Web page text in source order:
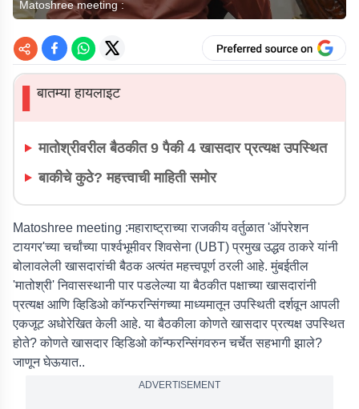
Matoshree meeting :
▌बातम्या हायलाइट
मातोश्रीवरील बैठकीत 9 पैकी 4 खासदार प्रत्यक्ष उपस्थित
बाकीचे कुठे? महत्त्वाची माहिती समोर
Matoshree meeting :महाराष्ट्राच्या राजकीय वर्तुळात 'ऑपरेशन
टायगर'च्या चर्चांच्या पार्श्वभूमीवर शिवसेना (UBT) प्रमुख उद्धव ठाकरे यांनी
बोलावलेली खासदारांची बैठक अत्यंत महत्त्वपूर्ण ठरली आहे. मुंबईतील
'मातोश्री' निवासस्थानी पार पडलेल्या या बैठकीत पक्षाच्या खासदारांनी
प्रत्यक्ष आणि व्हिडिओ कॉन्फरन्सिंगच्या माध्यमातून उपस्थिती दर्शवून आपली
एकजूट अधोरेखित केली आहे. या बैठकीला कोणते खासदार प्रत्यक्ष उपस्थित
होते? कोणते खासदार व्हिडिओ कॉन्फरन्सिंगवरुन चर्चेत सहभागी झाले?
जाणून घेऊयात..
ADVERTISEMENT